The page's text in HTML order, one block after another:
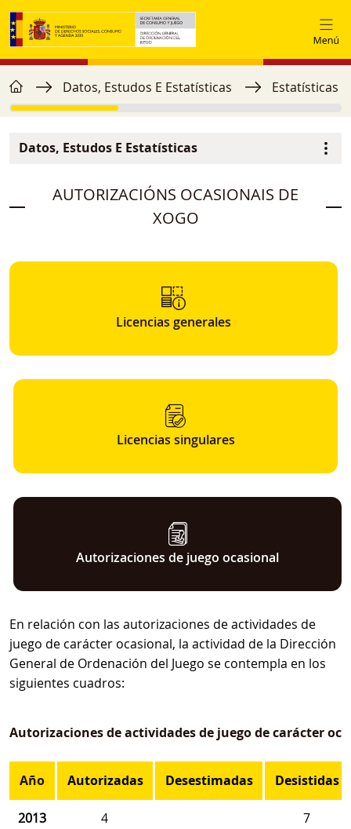
Ir o contido principal
Miga de pan
home Datos, Estudos E Estatísticas Estatísticas
Datos, Estudos E Estatísticas
AUTORIZACIÓNS OCASIONAIS DE
XOGO
Licencias generales
Licencias singulares
Autorizaciones de juego ocasional
En relación con las autorizaciones de actividades de
juego de carácter ocasional, la actividad de la Dirección
General de Ordenación del Juego se contempla en los
siguientes cuadros:
Autorizaciones de actividades de juego de carácter
Año Autorizadas Desestimadas Desistidas
2013 4 7